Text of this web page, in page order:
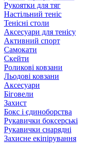
Рукоятки для тяг
Настільний теніс
Тенісні столи
Аксесуари для тенісу
Активний спорт
Самокати
Скейти
Роликові ковзани
Льодові ковзани
Аксесуари
Біговели
Захист
Бокс і єдиноборства
Рукавички боксерські
Рукавички снарядні
Захисне екіпірування